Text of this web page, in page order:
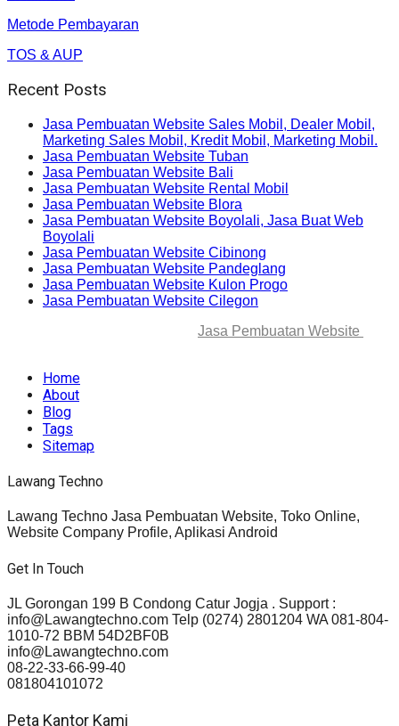
Metode Pembayaran
TOS & AUP
Recent Posts
Jasa Pembuatan Website Sales Mobil, Dealer Mobil,
Marketing Sales Mobil, Kredit Mobil, Marketing Mobil.
Jasa Pembuatan Website Tuban
Jasa Pembuatan Website Bali
Jasa Pembuatan Website Rental Mobil
Jasa Pembuatan Website Blora
Jasa Pembuatan Website Boyolali, Jasa Buat Web
Boyolali
Jasa Pembuatan Website Cibinong
Jasa Pembuatan Website Pandeglang
Jasa Pembuatan Website Kulon Progo
Jasa Pembuatan Website Cilegon
Jasa Pembuatan Website
Home
About
Blog
Tags
Sitemap
Lawang Techno
Lawang Techno Jasa Pembuatan Website, Toko Online,
Website Company Profile, Aplikasi Android
Get In Touch
JL Gorongan 199 B Condong Catur Jogja . Support :
info@Lawangtechno.com Telp (0274) 2801204 WA 081-804-
1010-72 BBM 54D2BF0B
info@Lawangtechno.com
08-22-33-66-99-40
081804101072
Peta Kantor Kami